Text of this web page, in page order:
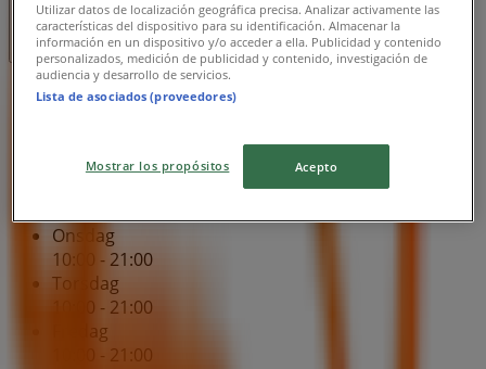
Stängt
Söndag
10:00 - 21:00
Onsdag
10:00 - 21:00
Torsdag
10:00 - 21:00
Fredag
10:00 - 21:00
Utilizar datos de localización geográfica precisa. Analizar activamente las
características del dispositivo para su identificación. Almacenar la
información en un dispositivo y/o acceder a ella. Publicidad y contenido
personalizados, medición de publicidad y contenido, investigación de
audiencia y desarrollo de servicios.
Lista de asociados (proveedores)
Mostrar los propósitos Acepto